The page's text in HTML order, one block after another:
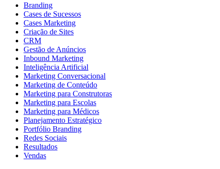
Branding
Cases de Sucessos
Cases Marketing
Criação de Sites
CRM
Gestão de Anúncios
Inbound Marketing
Inteligência Artificial
Marketing Conversacional
Marketing de Conteúdo
Marketing para Construtoras
Marketing para Escolas
Marketing para Médicos
Planejamento Estratégico
Portfólio Branding
Redes Sociais
Resultados
Vendas